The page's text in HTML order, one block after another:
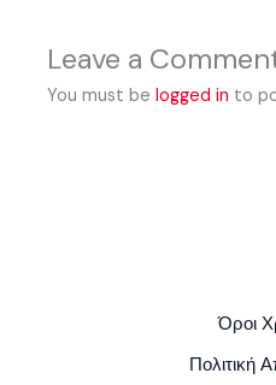
Leave a
You must belogged in to
Όροι
Πολιτική